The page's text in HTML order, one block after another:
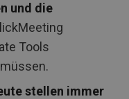
und die
Tools
stellen immer